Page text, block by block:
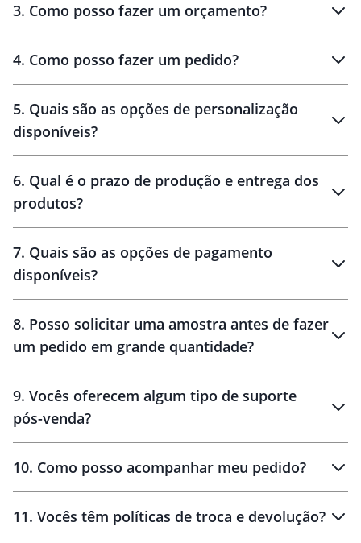
personalizados
3. Como posso fazer um orçamento?
brinde
personalização
4. Como posso fazer um pedido?
amostra virtual
5. Quais são as opções de personalização
disponíveis?
6. Qual é o prazo de produção e entrega dos
produtos?
10 dias
brinde
48 horas
7. Quais são as opções de pagamento
disponíveis?
8. Posso solicitar uma amostra antes de fazer
um pedido em grande quantidade?
amostras
9. Vocês oferecem algum tipo de suporte
pós-venda?
10. Como posso acompanhar meu pedido?
11. Vocês têm políticas de troca e devolução?